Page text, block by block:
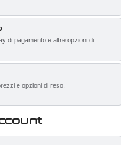
di pagamento e altre opzioni di
e opzioni di reso.